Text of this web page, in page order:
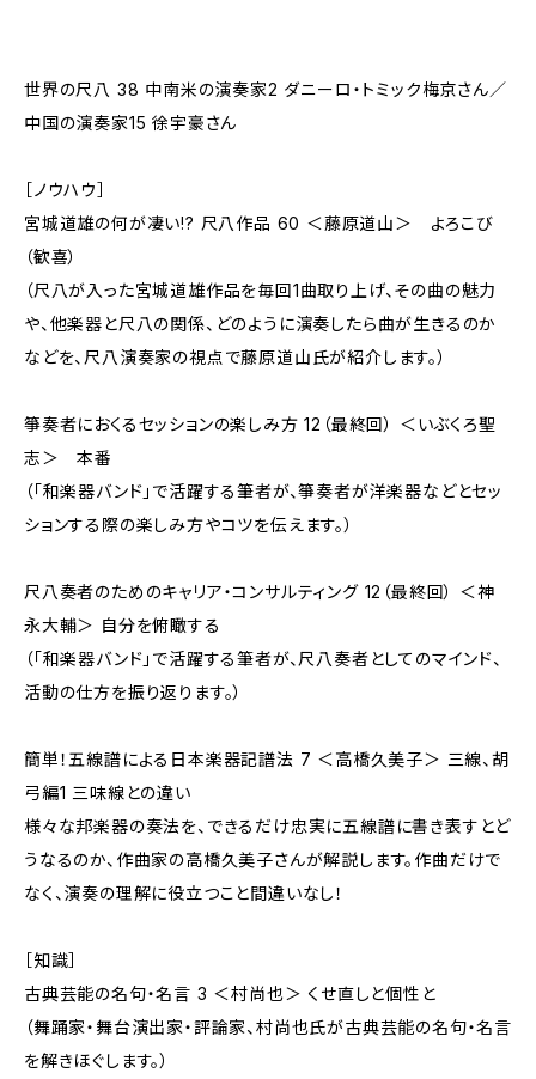
世界の尺八 38 中南米の演奏家2 ダニーロ・トミック梅京さん／
中国の演奏家15 徐宇豪さん
［ノウハウ］
宮城道雄の何が凄い!? 尺八作品 60 ＜藤原道山＞ よろこび
（歓喜）
（尺八が入った宮城道雄作品を毎回1曲取り上げ、その曲の魅力
や、他楽器と尺八の関係、どのように演奏したら曲が生きるのか
などを、尺八演奏家の視点で藤原道山氏が紹介します。）
箏奏者におくるセッションの楽しみ方 12（最終回） ＜いぶくろ聖
志＞ 本番
（「和楽器バンド」で活躍する筆者が、箏奏者が洋楽器などとセッ
ションする際の楽しみ方やコツを伝えます。）
尺八奏者のためのキャリア・コンサルティング 12（最終回） ＜神
永大輔＞ 自分を俯瞰する
（「和楽器バンド」で活躍する筆者が、尺八奏者としてのマインド、
活動の仕方を振り返ります。）
簡単！五線譜による日本楽器記譜法 7 ＜高橋久美子＞ 三線、胡
弓編1 三味線との違い
様々な邦楽器の奏法を、できるだけ忠実に五線譜に書き表すとど
うなるのか、作曲家の高橋久美子さんが解説します。作曲だけで
なく、演奏の理解に役立つこと間違いなし！
［知識］
古典芸能の名句・名言 3 ＜村尚也＞ くせ直しと個性と
（舞踊家・舞台演出家・評論家、村尚也氏が古典芸能の名句・名言
を解きほぐします。）